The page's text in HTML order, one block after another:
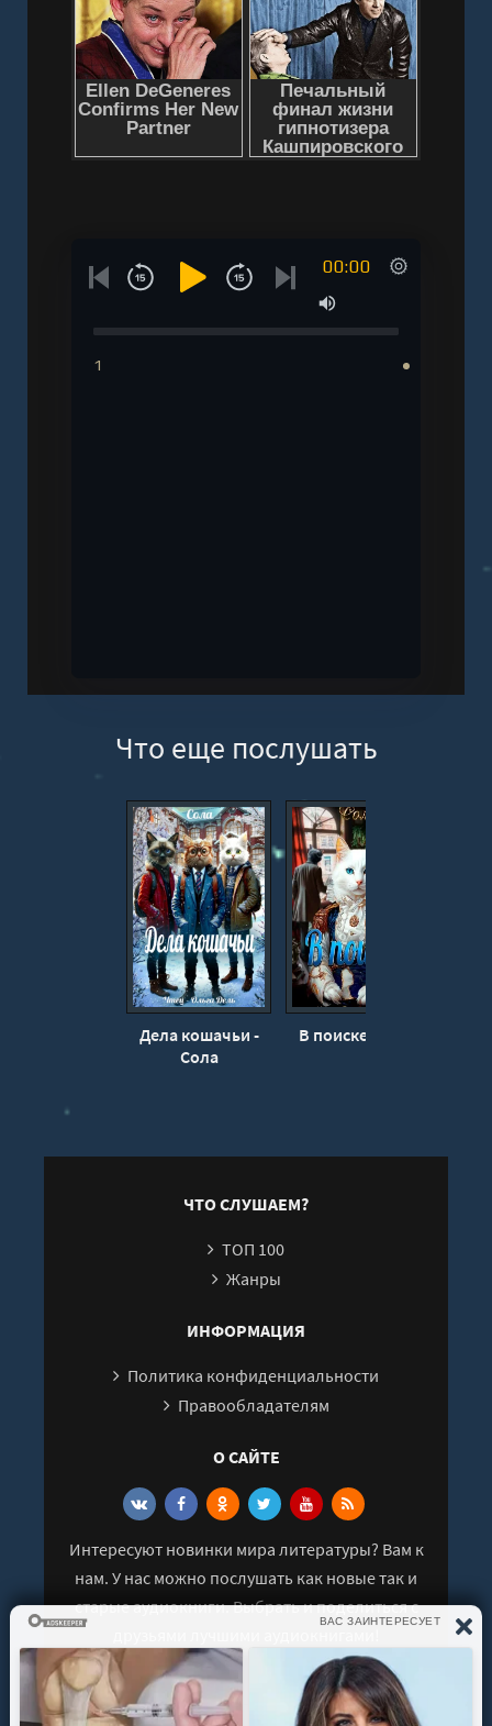
00:00
1
Что еще послушать
Дела кошачьи -
Сола
В поиске - Сола
ЧТО СЛУШАЕМ?
ТОП 100
Жанры
ИНФОРМАЦИЯ
Политика конфиденциальности
Правообладателям
О САЙТЕ
Интересуют новинки мира литературы? Вам к
нам. У нас можно послушать как новые так и
старые аудиокниги. Выбрать и поделиться с